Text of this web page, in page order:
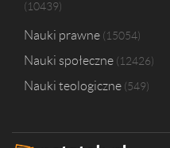
10439
Nauki prawne 15054
Nauki społeczne 12426
Nauki teologiczne 549